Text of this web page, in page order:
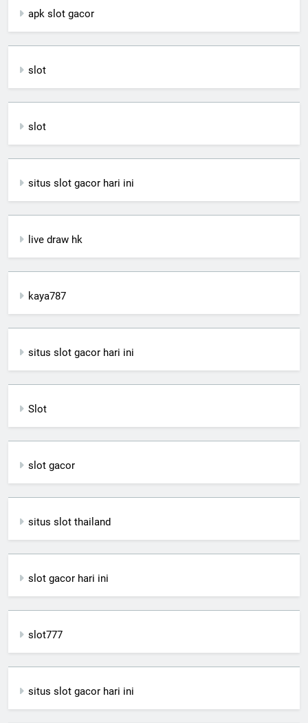
apk slot gacor
slot
slot
situs slot gacor hari ini
live draw hk
kaya787
situs slot gacor hari ini
Slot
slot gacor
situs slot thailand
slot gacor hari ini
slot777
situs slot gacor hari ini